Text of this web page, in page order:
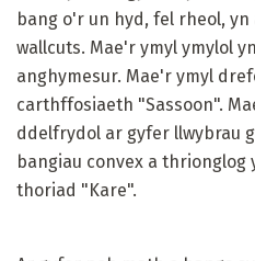
bang o'r un hyd, fel rheol,
wallcuts. Mae'r ymyl ymylol
anghymesur. Mae'r ymyl
carthffosiaeth "Sassoon".
ddelfrydol ar gyfer llwybrau
bangiau convex a thrionglog
thoriad "Kare".